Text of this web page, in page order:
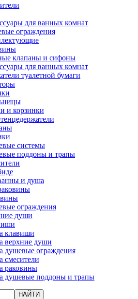
для ванных комнат
ограждения
клапаны и сифоны
для ванных комнат
туалетной бумаги
и корзинки
системы
поддоны и трапы
и душа
ограждения
души
клавиши
верхние души
душевые ограждения
смесители
раковины
душевые поддоны и трапы